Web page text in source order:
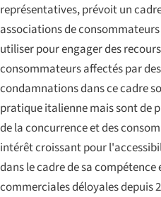
représentatives, prévoit un
associations de
utiliser pour engager des
consommateurs affectés par
condamnations dans ce cadre
pratique italienne mais sont de
de la concurrence et des
intérêt croissant pour
dans le cadre de sa
commerciales déloyales depuis